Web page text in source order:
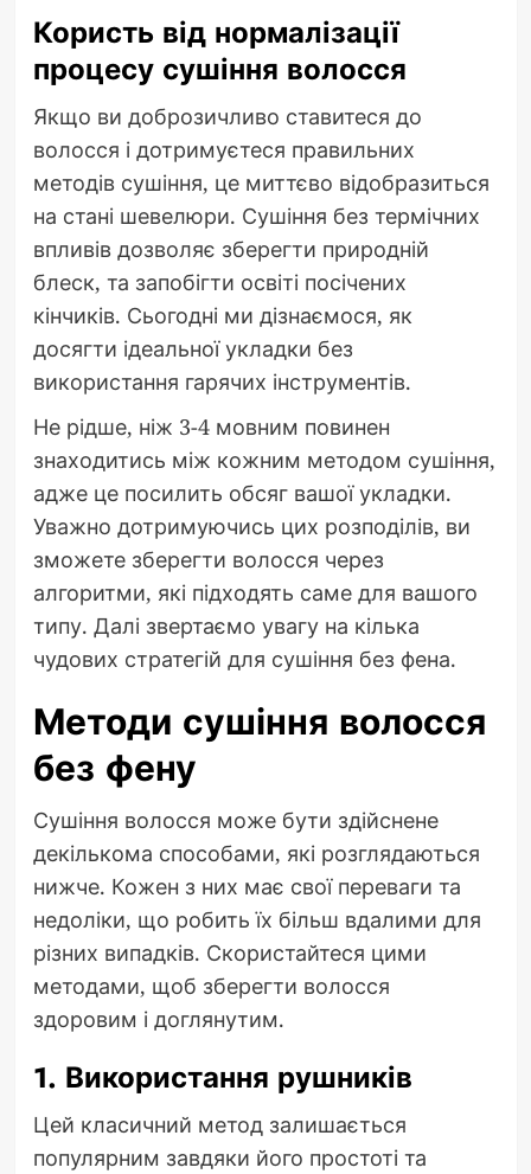
Користь від нормалізації
процесу сушіння волосся
Якщо ви доброзичливо ставитеся до
волосся і дотримуєтеся правильних
методів сушіння, це миттєво відобразиться
на стані шевелюри. Сушіння без термічних
впливів дозволяє зберегти природній
блеск, та запобігти освіті посічених
кінчиків. Сьогодні ми дізнаємося, як
досягти ідеальної укладки без
використання гарячих інструментів.
Не рідше, ніж 3-4 мовним повинен
знаходитись між кожним методом сушіння,
адже це посилить обсяг вашої укладки.
Уважно дотримуючись цих розподілів, ви
зможете зберегти волосся через
алгоритми, які підходять саме для вашого
типу. Далі звертаємо увагу на кілька
чудових стратегій для сушіння без фена.
Методи сушіння волосся
без фену
Сушіння волосся може бути здійснене
декількома способами, які розглядаються
нижче. Кожен з них має свої переваги та
недоліки, що робить їх більш вдалими для
різних випадків. Скористайтеся цими
методами, щоб зберегти волосся
здоровим і доглянутим.
1. Використання рушників
Цей класичний метод залишається
популярним завдяки його простоті та